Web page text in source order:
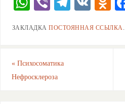
at
A
p
er e n
ЗАКЛАДКАПОСТОЯННАЯ ССЫЛКА.
«Психосоматика
Нефросклероза